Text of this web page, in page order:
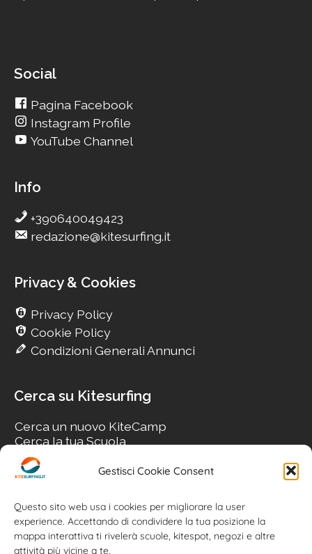
Gestisci Cookie Consent
Questo sito web usa i cookies per migliorare la user
experience. Accettando di condividere la tua posizione la
mappa interattiva ti rivelerà scuole, kitespot, negozi e altre
attività più vicine a te.
Social
Pagina Facebook
Instagram Profile
YouTube Channel
Info
+390640049423
redazione@kitesurfing.it
Privacy & Cookies
Privacy Policy
Cookie Policy
Condizioni Generali Annunci
Cerca su Kitesurfing
Cerca un nuovo KiteCamp
Cerca la tua Scuola
Cerca il tuo KiteSpot
Cerca Accommodation
Cerca il tuo Usato